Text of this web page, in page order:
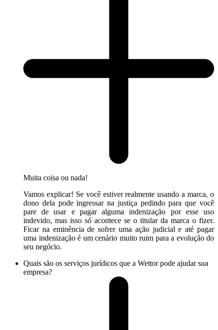
Muita coisa ou nada!
Vamos explicar! Se você estiver realmente usando a marca, o
dono dela pode ingressar na justiça pedindo para que você
pare de usar e pagar alguma indenização por esse uso
indevido, mas isso só acontece se o titular da marca o fizer.
Ficar na eminência de sofrer uma ação judicial e até pagar
uma indenização é um cenário muito ruim para a evolução do
seu negócio.
Quais são os serviços jurídicos que a Wettor pode ajudar sua
empresa?